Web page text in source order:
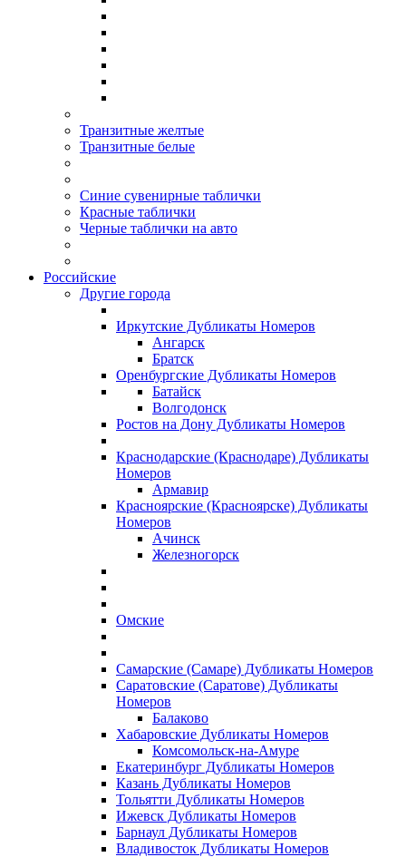
Транзитные желтые
Транзитные белые
Синие сувенирные таблички
Красные таблички
Черные таблички на авто
Российские
Другие города
Иркутские Дубликаты Номеров
Ангарск
Братск
Оренбургские Дубликаты Номеров
Батайск
Волгодонск
Ростов на Дону Дубликаты Номеров
Краснодарские (Краснодаре) Дубликаты
Номеров
Армавир
Красноярские (Красноярске) Дубликаты
Номеров
Ачинск
Железногорск
Омские
Самарские (Самаре) Дубликаты Номеров
Саратовские (Саратове) Дубликаты
Номеров
Балаково
Хабаровские Дубликаты Номеров
Комсомольск-на-Амуре
Екатеринбург Дубликаты Номеров
Казань Дубликаты Номеров
Тольятти Дубликаты Номеров
Ижевск Дубликаты Номеров
Барнаул Дубликаты Номеров
Владивосток Дубликаты Номеров